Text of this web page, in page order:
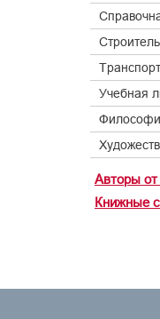
Учебная
Авторы
Книжные